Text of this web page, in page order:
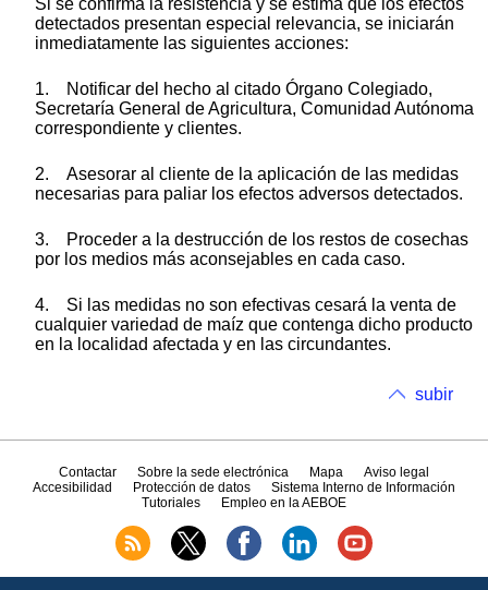
Si se confirma la resistencia y se estima que los efectos
detectados presentan especial relevancia, se iniciarán
inmediatamente las siguientes acciones:
1. Notificar del hecho al citado Órgano Colegiado,
Secretaría General de Agricultura, Comunidad Autónoma
correspondiente y clientes.
2. Asesorar al cliente de la aplicación de las medidas
necesarias para paliar los efectos adversos detectados.
3. Proceder a la destrucción de los restos de cosechas
por los medios más aconsejables en cada caso.
4. Si las medidas no son efectivas cesará la venta de
cualquier variedad de maíz que contenga dicho producto
en la localidad afectada y en las circundantes.
subir
Contactar Sobre la sede electrónica Mapa
Aviso legal
Accesibilidad
Protección de datos
Sistema Interno de Información
Tutoriales
Empleo en la AEBOE